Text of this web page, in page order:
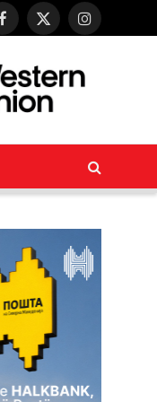
Facebook
X
Instagram